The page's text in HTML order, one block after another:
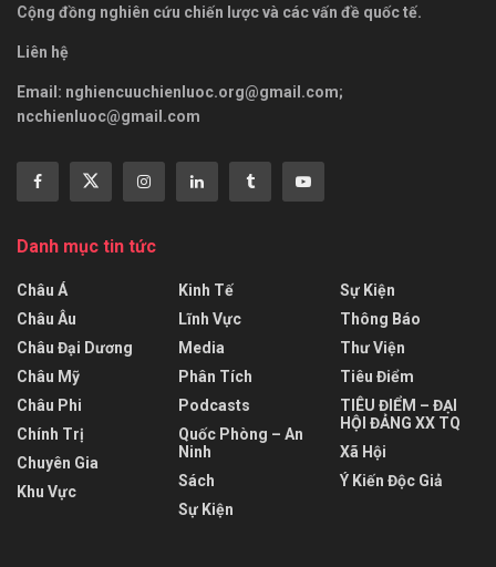
Cộng đồng nghiên cứu chiến lược và các vấn đề quốc tế.
Liên hệ
Email: nghiencuuchienluoc.org@gmail.com;
ncchienluoc@gmail.com
Danh mục tin tức
Châu Á
Châu Âu
Châu Đại Dương
Châu Mỹ
Châu Phi
Chính Trị
Chuyên Gia
Khu Vực
Kinh Tế
Lĩnh Vực
Media
Phân Tích
Podcasts
Quốc Phòng – An
Ninh
Sách
Sự Kiện
Sự Kiện
Thông Báo
Thư Viện
Tiêu Điểm
TIÊU ĐIỂM – ĐẠI
HỘI ĐẢNG XX TQ
Xã Hội
Ý Kiến Độc Giả